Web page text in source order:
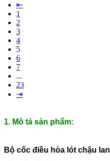
⇤
1
2
3
4
5
6
7
...
23
⇥
1. Mô tả sản phẩm:
Bộ cốc điều hòa lót chậu lan